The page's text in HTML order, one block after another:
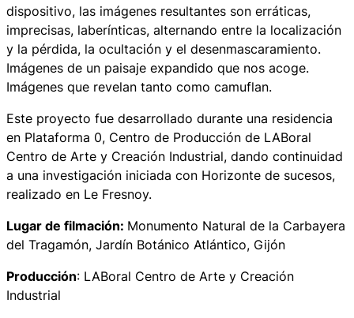
dispositivo, las imágenes resultantes son erráticas,
imprecisas, laberínticas, alternando entre la localización
y la pérdida, la ocultación y el desenmascaramiento.
Imágenes de un paisaje expandido que nos acoge.
Imágenes que revelan tanto como camuflan.
Este proyecto fue desarrollado durante una residencia
en Plataforma 0, Centro de Producción de LABoral
Centro de Arte y Creación Industrial, dando continuidad
a una investigación iniciada con Horizonte de sucesos,
realizado en Le Fresnoy.
Lugar de filmación: Monumento Natural de la Carbayera
del Tragamón, Jardín Botánico Atlántico, Gijón
Producción: LABoral Centro de Arte y Creación
Industrial